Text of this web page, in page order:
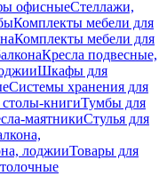
офисныеСтеллажи,
Комплекты мебели для
Комплекты мебели для
Кресла подвесные,
Шкафы для
Системы хранения для
книгиТумбы для
маятникиСтулья для
лоджииТовары для